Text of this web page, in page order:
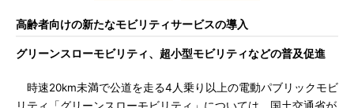
高齢者向けの新たなモビリティサービスの導入
グリーンスローモビリティ、超小型モビリティなどの普及促進
時速20km未満で公道を走る4人乗り以上の電動パブリックモビ